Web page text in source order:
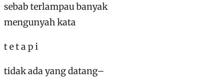
sebab terlampau banyak
mengunyah kata
t e t a p i
tidak ada yang datang–